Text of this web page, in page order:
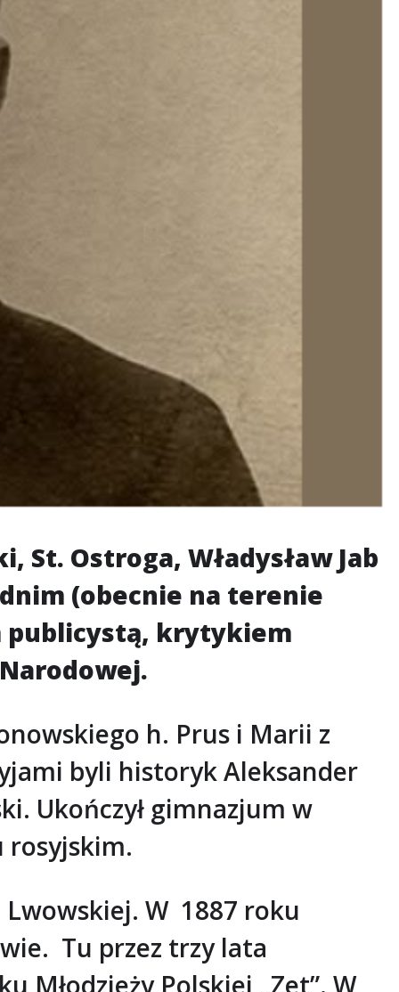
St. Ostroga, Władysław Jab
(obecnie na terenie
publicystą, krytykiem
h. Prus i Marii z
byli historyk Aleksander
Ukończył gimnazjum w
rosyjskim.
W 1887 roku
Tu przez trzy lata
Młodzieży Polskiej „Zet”. W